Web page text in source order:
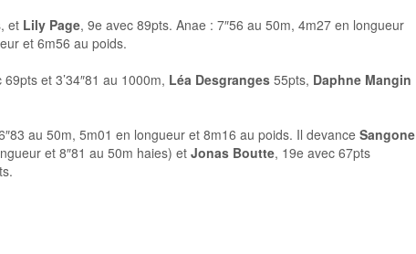
et Lily Page, 9e avec 89pts. Anae : 7″56 au 50m, 4m27 en longueur
et 6m56 au poids.
et 3’34″81 au 1000m, Léa Desgranges 55pts, Daphne Mangin
au 50m, 5m01 en longueur et 8m16 au poids. Il devance Sangone
et 8″81 au 50m haies) et Jonas Boutte, 19e avec 67pts